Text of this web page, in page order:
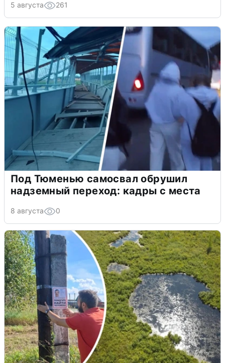
5 августа 261
Под Тюменью самосвал обрушил
надземный переход: кадры с места
8 августа 0